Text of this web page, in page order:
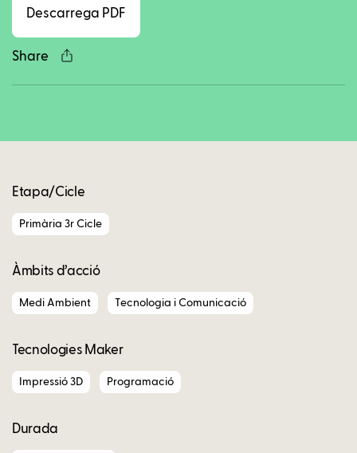
Descarrega PDF
Share
Etapa/Cicle
Primària 3r Cicle
Àmbits d’acció
Medi Ambient Tecnologia i Comunicació
Tecnologies Maker
Impressió 3D Programació
Durada